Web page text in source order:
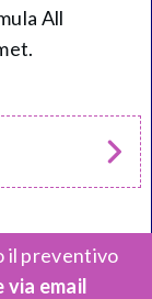
All
il preventivo
via email